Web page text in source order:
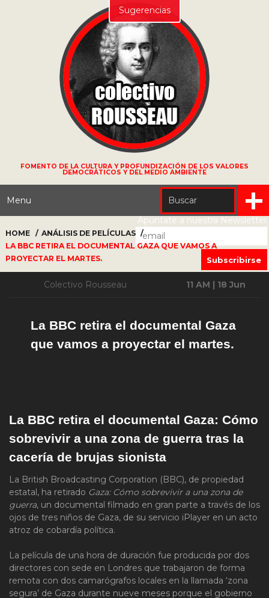
FOMENTO DE LA CULTURA Y PROFUNDIZACIÓN DE LOS VALORES
DEMOCRÁTICOS Y DEL MEDIO AMBIENTE
Menu
Apúntate a nuestra Newsletter
HOME
ANÁLISIS DE PELÍCULAS
LA BBC RETIRA EL DOCUMENTAL GAZA QUE VAMOS A
PROYECTAR EL MARTES.
Colectivo Rousseau 11 AM | 18 Jun
La BBC retira el documental Gaza
que vamos a proyectar el martes.
La BBC retira el documental Gaza: Cómo
sobrevivir a una zona de guerra tras la
cacería de brujas sionista
La British Broadcasting Corporation (BBC), de propiedad
estatal, ha retirado Gaza: Cómo sobrevivir a una zona de
guerra, un documental filmado en gran parte a través de los
ojos de tres niños de Gaza, de su servicio iPlayer en un acto
atroz de cobardía política.
La película de una hora de duración fue producida por dos
directores con sede en Londres que trabajaron de forma
remota con dos camarógrafos locales en la llamada ‘zona
segura’ de Gaza durante nueve meses porque el gobierno
Sugerencias